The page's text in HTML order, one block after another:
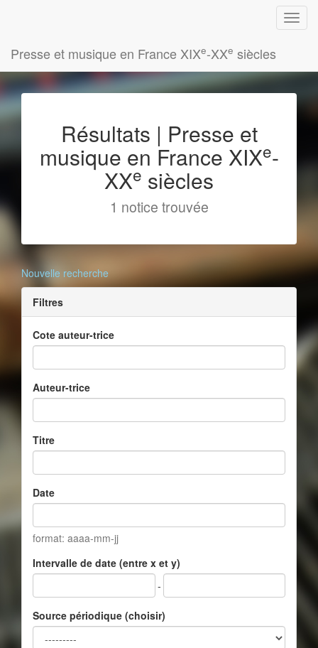
Presse et musique en France XIXe-XXe siècles
Résultats | Presse et
musique en France XIXe-
XXe siècles
1 notice trouvée
Nouvelle recherche
Filtres
Cote auteur-trice
Auteur-trice
Titre
Date
format: aaaa-mm-jj
Intervalle de date (entre x et y)
-
Source périodique (choisir)